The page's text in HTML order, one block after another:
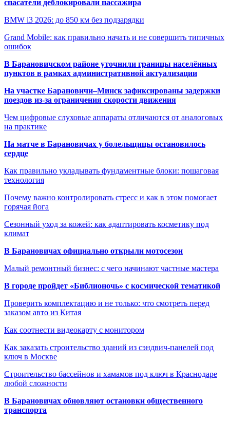
спасатели деблокировали пассажира
BMW i3 2026: до 850 км без подзарядки
Grand Mobile: как правильно начать и не совершить типичных
ошибок
В Барановичском районе уточнили границы населённых
пунктов в рамках административной актуализации
На участке Барановичи–Минск зафиксированы задержки
поездов из-за ограничения скорости движения
Чем цифровые слуховые аппараты отличаются от аналоговых
на практике
На матче в Барановичах у болельщицы остановилось
сердце
Как правильно укладывать фундаментные блоки: пошаговая
технология
Почему важно контролировать стресс и как в этом помогает
горячая йога
Сезонный уход за кожей: как адаптировать косметику под
климат
В Барановичах официально открыли мотосезон
Малый ремонтный бизнес: с чего начинают частные мастера
В городе пройдет «Библионочь» с космической тематикой
Проверить комплектацию и не только: что смотреть перед
заказом авто из Китая
Как соотнести видеокарту с монитором
Как заказать строительство зданий из сэндвич-панелей под
ключ в Москве
Строительство бассейнов и хамамов под ключ в Краснодаре
любой сложности
В Барановичах обновляют остановки общественного
транспорта